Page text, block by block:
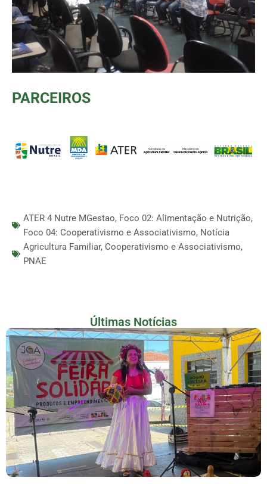
PARCEIROS
ATER 4 Nutre MGestao, Foco 02: Alimentação e Nutrição,
Foco 04: Cooperativismo e Associativismo, Notícia
Agricultura Familiar, Cooperativismo e Associativismo,
PNAE
Últimas Notícias
Feira De Produtos Rurais E Economia Solidária